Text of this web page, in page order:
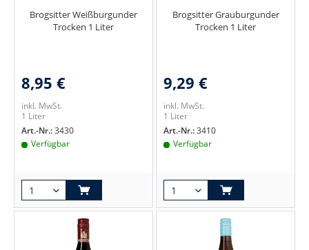
Brogsitter Weißburgunder
Trocken 1 Liter
8,95 €
inkl. MwSt.
1 Liter
Art.-Nr.:3430
Verfügbar
Brogsitter Grauburgunder
Trocken 1 Liter
9,29 €
inkl. MwSt.
1 Liter
Art.-Nr.:3410
Verfügbar